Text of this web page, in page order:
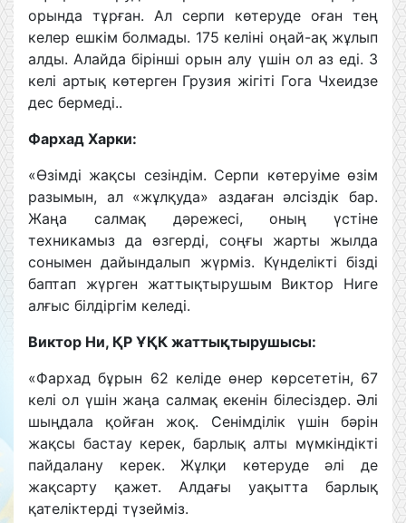
орында тұрған. Ал серпи көтеруде оған тең
келер ешкім болмады. 175 келіні оңай-ақ жұлып
алды. Алайда бірінші орын алу үшін ол аз еді. 3
келі артық көтерген Грузия жігіті Гога Чхеидзе
дес бермеді..
Фархад Харки:
«Өзімді жақсы сезіндім. Серпи көтеруіме өзім
разымын, ал «жұлқуда» аздаған әлсіздік бар.
Жаңа салмақ дәрежесі, оның үстіне
техникамыз да өзгерді, соңғы жарты жылда
сонымен дайындалып жүрміз. Күнделікті бізді
баптап жүрген жаттықтырушым Виктор Ниге
алғыс білдіргім келеді.
Виктор Ни, ҚР ҰҚК жаттықтырушысы:
«Фархад бұрын 62 келіде өнер көрсететін, 67
келі ол үшін жаңа салмақ екенін білесіздер. Әлі
шыңдала қойған жоқ. Сенімділік үшін бәрін
жақсы бастау керек, барлық алты мүмкіндікті
пайдалану керек. Жұлқи көтеруде әлі де
жақсарту қажет. Алдағы уақытта барлық
қателіктерді түзейміз.